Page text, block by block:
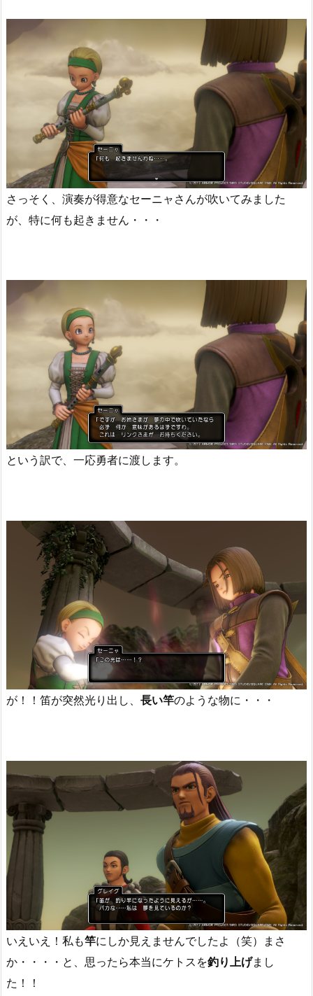
さっそく、演奏が得意なセーニャさんが吹いてみました
が、特に何も起きません・・・
という訳で、一応勇者に渡します。
が！！笛が突然光り出し、 長い竿のような物に・・・
いえいえ！私も竿にしか見えませんでしたよ（笑）まさ
か・・・・と、思ったら本当にケトスを釣り上げまし
た！！